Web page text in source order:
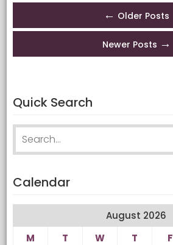
Posts navigation
← Older Posts
Newer Posts →
Quick Search
Search for:
Calendar
August 2026
M
T W T F